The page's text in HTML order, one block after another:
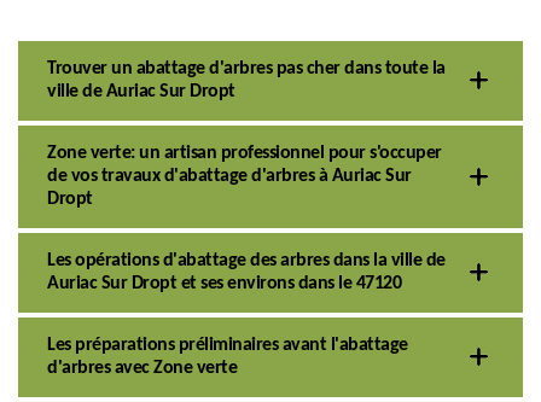
Trouver un abattage d'arbres pas cher dans toute la
ville de Auriac Sur Dropt
Zone verte: un artisan professionnel pour s'occuper
de vos travaux d'abattage d'arbres à Auriac Sur
Dropt
Les opérations d'abattage des arbres dans la ville de
Auriac Sur Dropt et ses environs dans le 47120
Les préparations préliminaires avant l'abattage
d'arbres avec Zone verte